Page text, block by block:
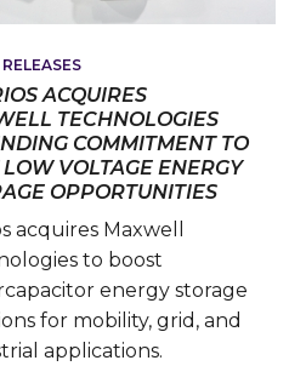
ACQUIRES
TECHNOLOGIES
COMMITMENT TO
VOLTAGE ENERGY
OPPORTUNITIES
acquires Maxwell
to boost
energy storage
for mobility, grid, and
applications.